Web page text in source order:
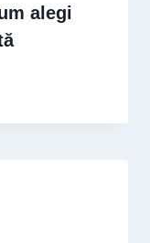
alegi